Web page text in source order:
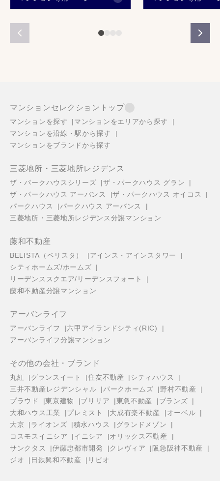
マンションセレクショントップ
マンションを探す
マンションをエリアから探す
マンションを沿線・駅から探す
マンションをブランドから探す
三菱地所・三菱地所レジデンス
ザ・パークハウスシリーズ
ザ・パークハウス グラン
ザ・パークハウス アーバンス
ザ・パークハウス オイコス
パークハウス
パークハウス アーバンス
三菱地所・三菱地所レジデンス分譲マンション
藤和不動産
BELISTA（ベリスタ）
アインス・アインスタワー
シティホームズ/ホームズ
リーデンススクエア/リーデンスフォート
藤和不動産分譲マンション
アーバンライフ
アーバンライフ
六甲アイランドシティ(RIC)
アーバンライフ分譲マンション
その他の会社・ブランド
丸紅 グランスイート 住友不動産
シティハウス
三井不動産レジデンシャル
パークホームズ
野村不動産
プラウド
東京建物 ブリリア 東急不動産
ブランズ
大和ハウス工業
プレミスト 大成有楽不動産
オーベル
大京
ライオンズ 積水ハウス
グランドメゾン
コスモスイニシア
イニシア
オリックス不動産
サンクタス
伊藤忠都市開発 クレヴィア
阪急阪神不動産
ジオ
日鉄興和不動産 リビオ